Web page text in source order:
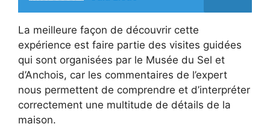
La meilleure façon de découvrir cette
expérience est faire partie des visites guidées
qui sont organisées par le Musée du Sel et
d’Anchois, car les commentaires de l’expert
nous permettent de comprendre et d’interpréter
correctement une multitude de détails de la
maison.